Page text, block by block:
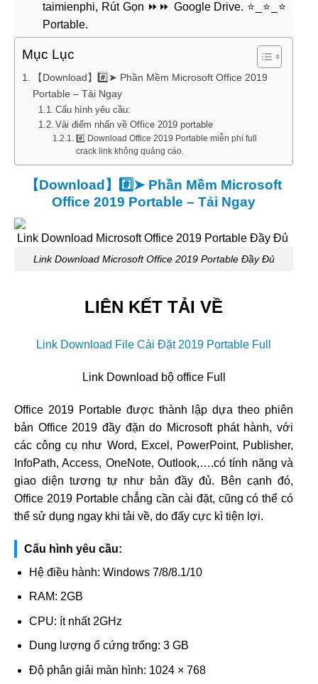
taimienphi, Rút Gọn ⏩⏩ Google Drive. ⭐_⭐_⭐
Portable.
Mục Lục
【Download】#️⃣➤ Phần Mềm Microsoft Office 2019
Portable – Tải Ngay
Cấu hình yêu cầu:
Vài điểm nhấn về Office 2019 portable
#️⃣ Download Office 2019 Portable miễn phí full
crack link không quảng cáo.
【Download】#️⃣➤ Phần Mềm Microsoft
Office 2019 Portable – Tải Ngay
Link Download Microsoft Office 2019 Portable Đầy Đủ
LIÊN KẾT TẢI VỀ
Link Download File Cài Đặt 2019 Portable Full
Link Download bộ office Full
Office 2019 Portable được thành lập dựa theo phiên
bản Office 2019 đầy đặn do Microsoft phát hành, với
các công cụ như Word, Excel, PowerPoint, Publisher,
InfoPath, Access, OneNote, Outlook,….có tính năng và
giao diện tương tự như bản đầy đủ. Bên cạnh đó,
Office 2019 Portable chẳng cần cài đặt, cũng có thể có
thể sử dụng ngay khi tải về, do đấy cực kì tiện lợi.
Cấu hình yêu cầu:
Hệ điều hành: Windows 7/8/8.1/10
RAM: 2GB
CPU: ít nhất 2GHz
Dung lượng ổ cứng trống: 3 GB
Độ phân giải màn hình: 1024 × 768